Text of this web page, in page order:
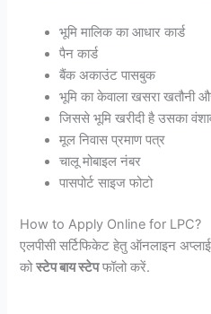
भूमि मालिक का आधार कार्ड
पैन कार्ड
बैंक अकाउंट पासबुक
भूमि का केवाला खसरा खतौनी
जिससे भूमि खरीदी है उसका
मूल निवास प्रमाण पत्र
चालू मोबाइल नंबर
पासपोर्ट साइज फोटो
How to Apply Online for LPC?
एलपीसी सर्टिफिकेट हेतु ऑनलाइन
कोस्टेप बाय स्टेपफॉलो करें.